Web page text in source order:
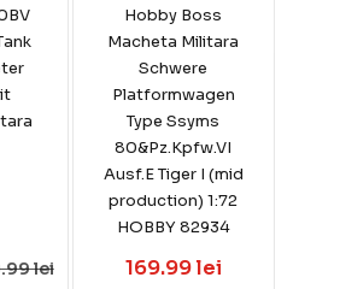
lei
Hobby Boss
Macheta Militara
Schwere
Platformwagen
Type Ssyms
80&Pz.Kpfw.VI
Ausf.E Tiger I (mid
production) 1:72
HOBBY 82934
169.99 lei